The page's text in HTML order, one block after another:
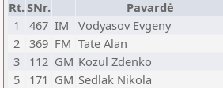
Rt.SNr. Pavardė
1
467 IM Vodyasov Evgeny
2
369 FM Tate Alan
3
112 GM Kozul Zdenko
5
171 GM Sedlak Nikola